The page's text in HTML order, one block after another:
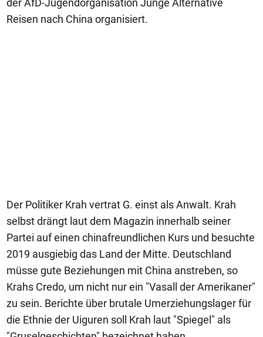
der AfD-Jugendorganisation Junge Alternative
Reisen nach China organisiert.
Der Politiker Krah vertrat G. einst als Anwalt. Krah
selbst drängt laut dem Magazin innerhalb seiner
Partei auf einen chinafreundlichen Kurs und besuchte
2019 ausgiebig das Land der Mitte. Deutschland
müsse gute Beziehungen mit China anstreben, so
Krahs Credo, um nicht nur ein "Vasall der Amerikaner"
zu sein. Berichte über brutale Umerziehungslager für
die Ethnie der Uiguren soll Krah laut "Spiegel" als